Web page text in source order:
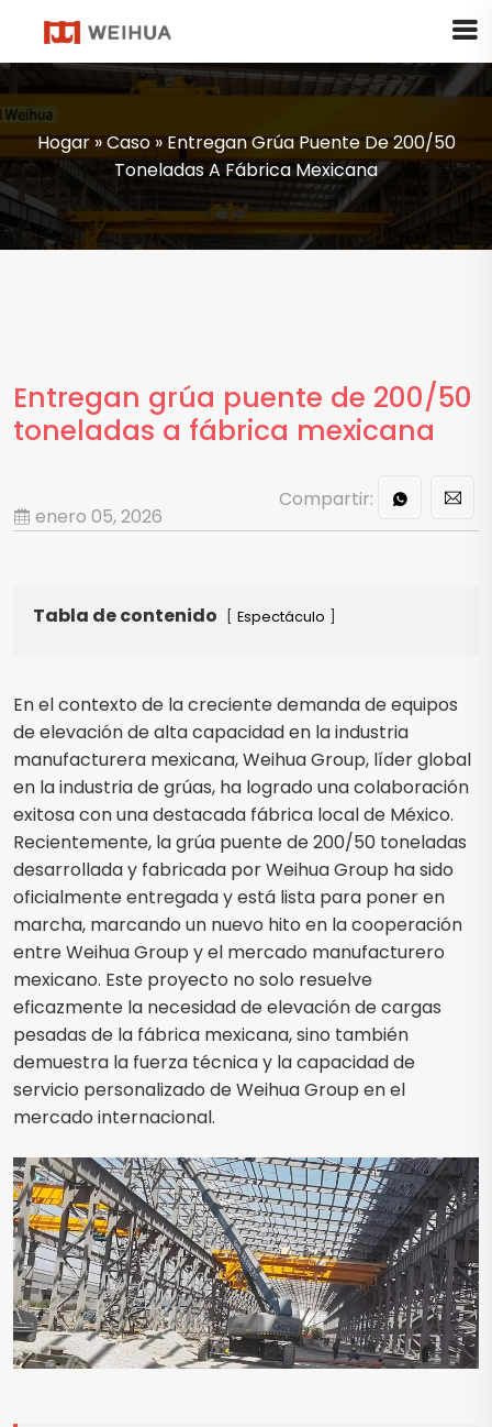
Hogar»Caso» Entregan Grúa Puente De 200/50
Toneladas A Fábrica Mexicana
Entregan grúa puente de 200/50
toneladas a fábrica mexicana
enero 05, 2026
Compartir:
Tabla de contenido Espectáculo
En el contexto de la creciente demanda de equipos
de elevación de alta capacidad en la industria
manufacturera mexicana, Weihua Group, líder global
en la industria de grúas, ha logrado una colaboración
exitosa con una destacada fábrica local de México.
Recientemente, la grúa puente de 200/50 toneladas
desarrollada y fabricada por Weihua Group ha sido
oficialmente entregada y está lista para poner en
marcha, marcando un nuevo hito en la cooperación
entre Weihua Group y el mercado manufacturero
mexicano. Este proyecto no solo resuelve
eficazmente la necesidad de elevación de cargas
pesadas de la fábrica mexicana, sino también
demuestra la fuerza técnica y la capacidad de
servicio personalizado de Weihua Group en el
mercado internacional.